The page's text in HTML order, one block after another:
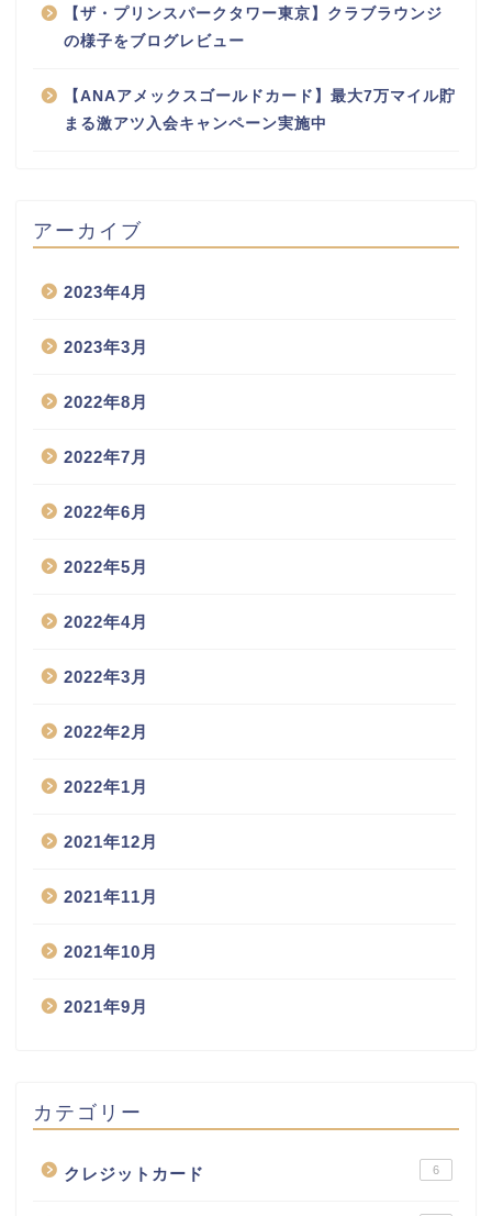
【ザ・プリンスパークタワー東京】クラブラウンジ
の様子をブログレビュー
【ANAアメックスゴールドカード】最大7万マイル貯
まる激アツ入会キャンペーン実施中
アーカイブ
2023年4月
2023年3月
2022年8月
2022年7月
2022年6月
2022年5月
2022年4月
2022年3月
2022年2月
2022年1月
2021年12月
2021年11月
2021年10月
2021年9月
カテゴリー
クレジットカード 6